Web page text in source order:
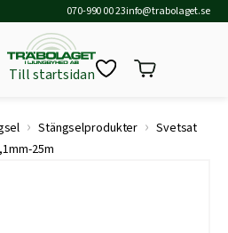
070-990 00 23info@trabolaget.se
Till startsidan
› Stängselprodukter › Svetsat
25m